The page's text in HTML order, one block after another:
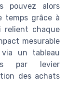
pouvez alors
temps grâce à
relient chaque
mesurable
un tableau
par levier
des achats